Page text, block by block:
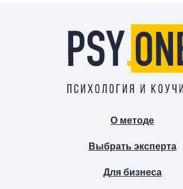
О методе
Выбрать эксперта
Для бизнеса